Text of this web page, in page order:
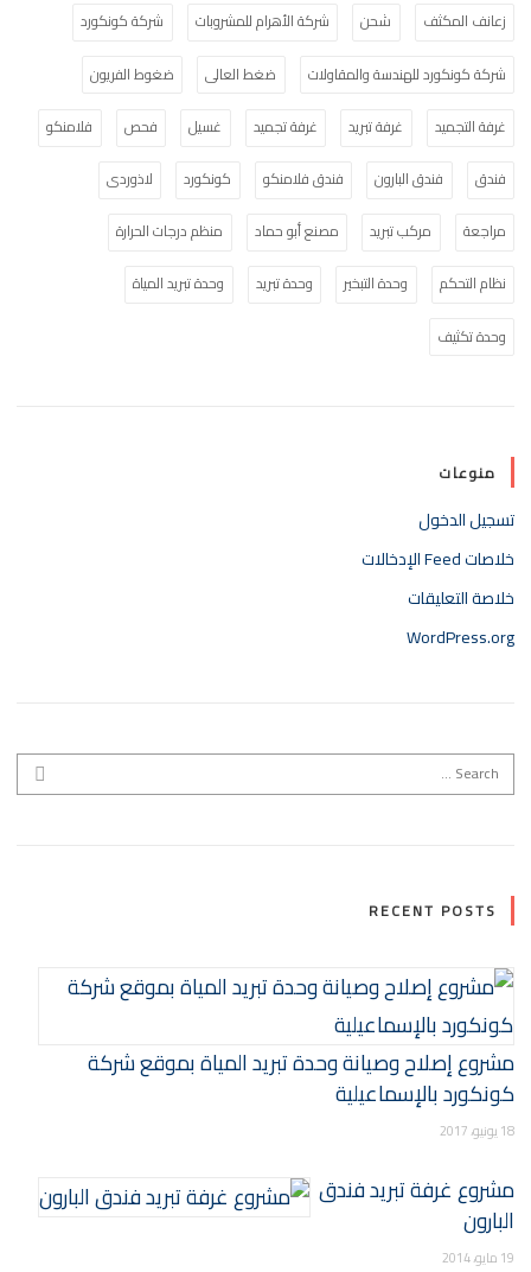
زعانف المكثف شحن شركة الأهرام للمشروبات
شركة كونكورد
شركة كونكورد للهندسة والمقاولات
ضغط العالى
ضغوط الفريون
غرفة التجميد
غرفة تبريد غرفة تجميد غسيل فحص
فلامنكو
فندق
فندق البارون فندق فلامنكو كونكورد
لاذوردى
مراجعة
مركب تبريد مصنع أبو حماد
منظم درجات الحرارة
نظام التحكم
وحدة التبخير وحدة تبريد
وحدة تبريد المياة
وحدة تكثيف
منوعات
تسجيل الدخول
خلاصات Feed الإدخالات
خلاصة التعليقات
WordPress.org
Search for:
RECENT POSTS
مشروع إصلاح وصيانة وحدة تبريد المياة بموقع شركة
كونكورد بالإسماعيلية
18 يونيو، 2017
مشروع غرفة تبريد فندق
البارون
19 مايو، 2014